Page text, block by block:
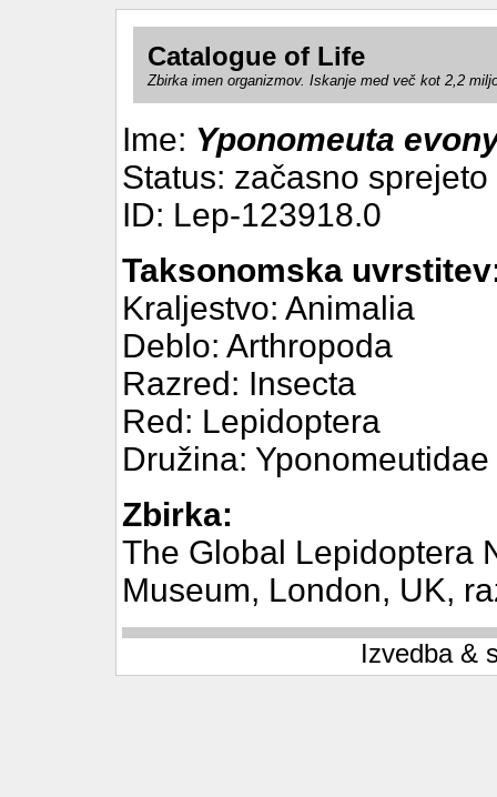
Catalogue of Life
Zbirka imen organizmov. Iskanje med več kot 2,2
Ime: Yponomeuta
Status: začasno sprejeto
ID: Lep-123918.0
Taksonomska
Kraljestvo: Animalia
Deblo: Arthropoda
Razred: Insecta
Red: Lepidoptera
Družina: Yponomeutidae
Zbirka:
The Global Lepidoptera
Museum, London, UK,
Izvedba &